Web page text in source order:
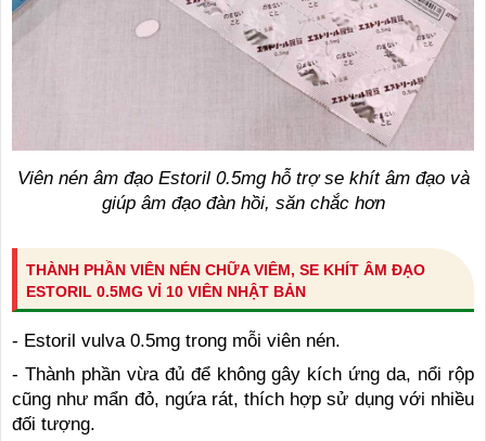
Viên nén âm đạo Estoril 0.5mg hỗ trợ se khít âm đạo và
giúp âm đạo đàn hồi, săn chắc hơn
THÀNH PHẦN VIÊN NÉN CHỮA VIÊM, SE KHÍT ÂM ĐẠO
ESTORIL 0.5MG VỈ 10 VIÊN NHẬT BẢN
- Estoril vulva 0.5mg trong mỗi viên nén.
- Thành phần vừa đủ để không gây kích ứng da, nổi rộp
cũng như mẩn đỏ, ngứa rát, thích hợp sử dụng với nhiều
đối tượng.